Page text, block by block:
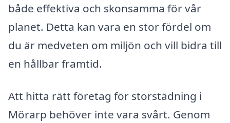
både effektiva och skonsamma för vår
planet. Detta kan vara en stor fördel om
du är medveten om miljön och vill bidra till
en hållbar framtid.
Att hitta rätt företag för storstädning i
Mörarp behöver inte vara svårt. Genom